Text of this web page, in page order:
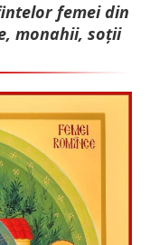
femei din
monahii, soții